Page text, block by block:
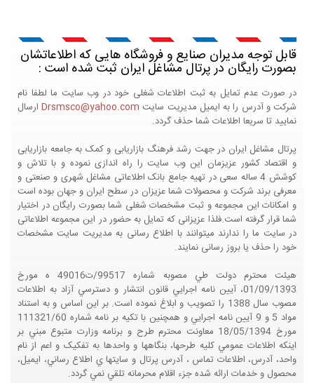
قابل توجه مدیران صنایع و فروشگاه هایی که اطلاعاتشان
بصورت رایگان در پرتال مشاغل ایران ثبت شده است :
در صورت عدم تمایل به ثبت اطلاعات شغلی خود در وب سایت ما لطفا نام
شرکت و آدرس را به ایمیل مدیریت سایت Drsmsco@yahoo.comارسال
نمایید تا سریعا اطلاعات شما حذف گردد.
پرتال مشاغل ایران در جهت رشد فرهنگ بازاریابی و کمک به جامعه بازاریابی
و اقتصاد کشور عزیزمان این وب سایت را راه اندازی نموده و با تلاش و
کوشش 4 ساله سعی در تهیه جامع بانک اطلاعاتی مشاغل شهری و صنعتی و
معرفی برند شرکت و محصولات شما عزیزان در سطح ایران و جهان بوده است
و امکانات این مجموعه و ثبت مشخصات شغلی شما بصورت رایگان در اختیار
شما قرار گرفته است.فلذا عزیزانی که تمایل به حضور در این مجموعه اطلاعاتی
در سایت ما را ندارند میتوانند با اطلاع رسانی به مدیریت سایت مشخصات
خود را حذف یا بروز رسانی نمایند.
هيئت محترم دولت طي مصوبه شماره 99517/ت49016 ه مورخ
01/09/1393، آيين نامه اجرايي قانون انتشار و دسترسي آزاد به اطلاعات
مصوب سال 1388 را تصويب و ابلاغ نموده است. بر اين اساس و به استناد
مواد 5 و 9 آيين نامه اجرايي و همچنين با تکيه بر نامه شماره 111321/60
مورخ 18/05/1394 معاونت محترم طرح و برنامه وزارت متبوع مبني بر
اينکه اطلاعات عمومي کليه طرحها، بنگاهها و واحدها به تفکيک و اعم از نام
واحد، آدرس، اطلاعات تماس ، آدرس پرتال و سايتها ي اطلاع رساني، ايميل،
محصول و خدمات ارائه شده جزء اقلام محرمانه تلقي نمي گردد.